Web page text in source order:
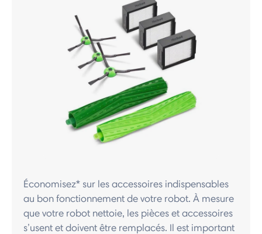
Économisez* sur les accessoires indispensables
au bon fonctionnement de votre robot. À mesure
que votre robot nettoie, les pièces et accessoires
s’usent et doivent être remplacés. Il est important